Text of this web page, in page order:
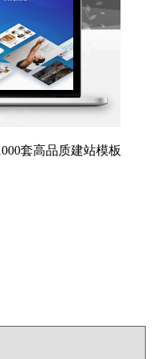
套高品质建站模板